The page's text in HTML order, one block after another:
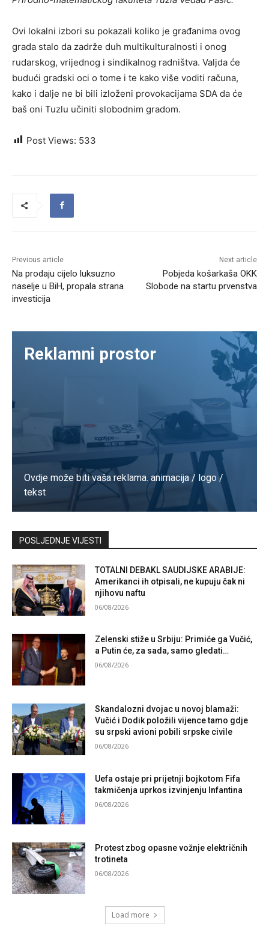
Ovi lokalni izbori su pokazali koliko je građanima ovog
grada stalo da zadrže duh multikulturalnosti i onog
rudarskog, vrijednog i sindikalnog radništva. Valjda će
budući gradski oci o tome i te kako više voditi računa,
kako i dalje ne bi bili izloženi provokacijama SDA da će
baš oni Tuzlu učiniti slobodnim gradom.
Post Views: 533
Previous article
Na prodaju cijelo luksuzno
naselje u BiH, propala strana
investicija
Next article
Pobjeda košarkaša OKK
Slobode na startu prvenstva
Reklamni prostor
Ovdje može biti vaša reklama. animacija / logo /
tekst
Kontaktirajte nas
POSLJEDNJE VIJESTI
TOTALNI DEBAKL SAUDIJSKE ARABIJE:
Amerikanci ih otpisali, ne kupuju čak ni
njihovu naftu
06/08/2026
Zelenski stiže u Srbiju: Primiće ga Vučić,
a Putin će, za sada, samo gledati…
06/08/2026
Skandalozni dvojac u novoj blamaži:
Vučić i Dodik položili vijence tamo gdje
su srpski avioni pobili srpske civile
06/08/2026
Uefa ostaje pri prijetnji bojkotom Fifa
takmičenja uprkos izvinjenju Infantina
06/08/2026
Protest zbog opasne vožnje električnih
trotineta
06/08/2026
Load more